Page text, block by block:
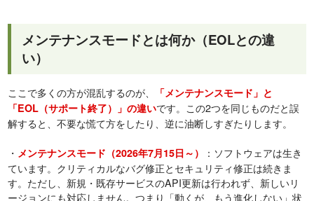
メンテナンスモードとは何か（EOLとの違
い）
ここで多くの方が混乱するのが、
「メンテナンスモード」と
「EOL（サポート終了）」の違いです。この2つを同じものだと誤
解すると、不要な慌て方をしたり、逆に油断しすぎたりします。
・ メンテナンスモード（2026年7月15日～）
：ソフトウェアは生き
ています。クリティカルなバグ修正とセキュリティ修正は続きま
す。ただし、新規・既存サービスのAPI更新は行われず、新しいリ
ージョンにも対応しません。つまり「動くが、もう進化しない」状